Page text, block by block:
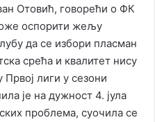
Отовић, говорећи о ФК
оспорити жељу
да се избори пласман
срећа и квалитет нису
лиги у сезони
је на дужност 4. јула
проблема, суочила се